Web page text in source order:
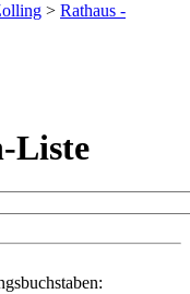
> Rathaus -
Liste